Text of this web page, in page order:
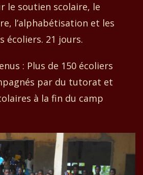
le soutien scolaire, le
l’alphabétisation et les
écoliers. 21 jours.
: Plus de 150 écoliers
par du tutorat et
à la fin du camp